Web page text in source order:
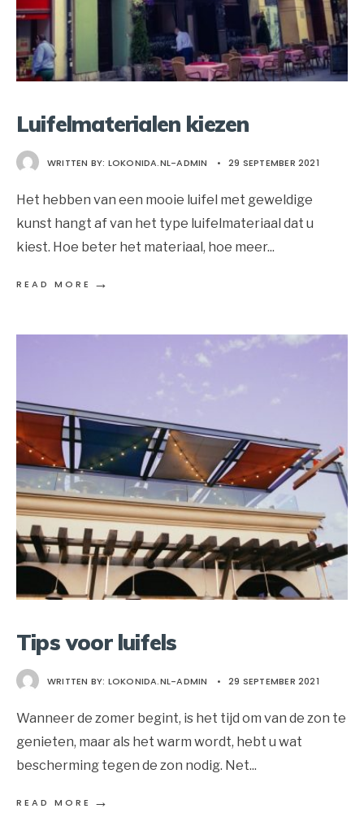
Luifelmaterialen kiezen
WRITTEN BY: LOKONIDA.NL-ADMIN • 29 SEPTEMBER 2021
Het hebben van een mooie luifel met geweldige
kunst hangt af van het type luifelmateriaal dat u
kiest. Hoe beter het materiaal, hoe meer...
READ MORE →
Tips voor luifels
WRITTEN BY: LOKONIDA.NL-ADMIN • 29 SEPTEMBER 2021
Wanneer de zomer begint, is het tijd om van de zon te
genieten, maar als het warm wordt, hebt u wat
bescherming tegen de zon nodig. Net...
READ MORE →